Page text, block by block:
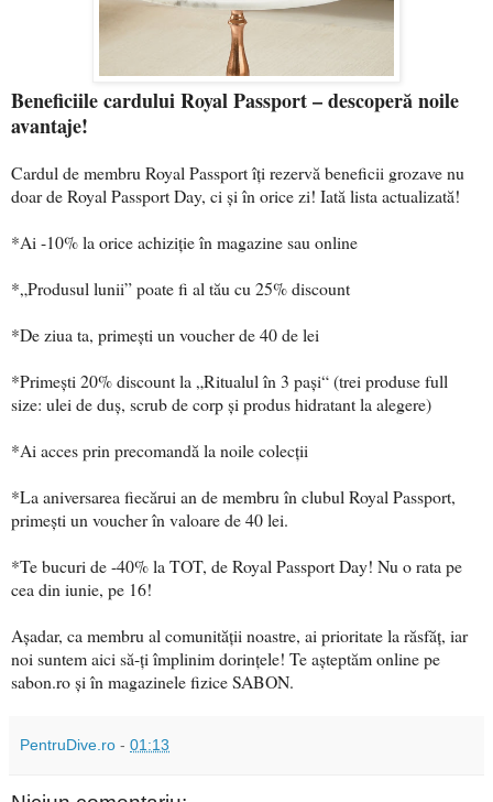
Beneficiile cardului Royal Passport – descoperă noile
avantaje!
Cardul de membru Royal Passport îți rezervă beneficii grozave nu
doar de Royal Passport Day, ci și în orice zi! Iată lista actualizată!
*Ai -10% la orice achiziţie în magazine sau online
*„Produsul lunii” poate fi al tău cu 25% discount
*De ziua ta, primești un voucher de 40 de lei
*Primești 20% discount la „Ritualul în 3 pași“ (trei produse full
size: ulei de duș, scrub de corp și produs hidratant la alegere)
*Ai acces prin precomandă la noile colecții
*La aniversarea fiecărui an de membru în clubul Royal Passport,
primești un voucher în valoare de 40 lei.
*Te bucuri de -40% la TOT, de Royal Passport Day! Nu o rata pe
cea din iunie, pe 16!
Așadar, ca membru al comunității noastre, ai prioritate la răsfăț, iar
noi suntem aici să-ți împlinim dorințele! Te așteptăm online pe
sabon.ro și în magazinele fizice SABON.
PentruDive.ro - 01:13